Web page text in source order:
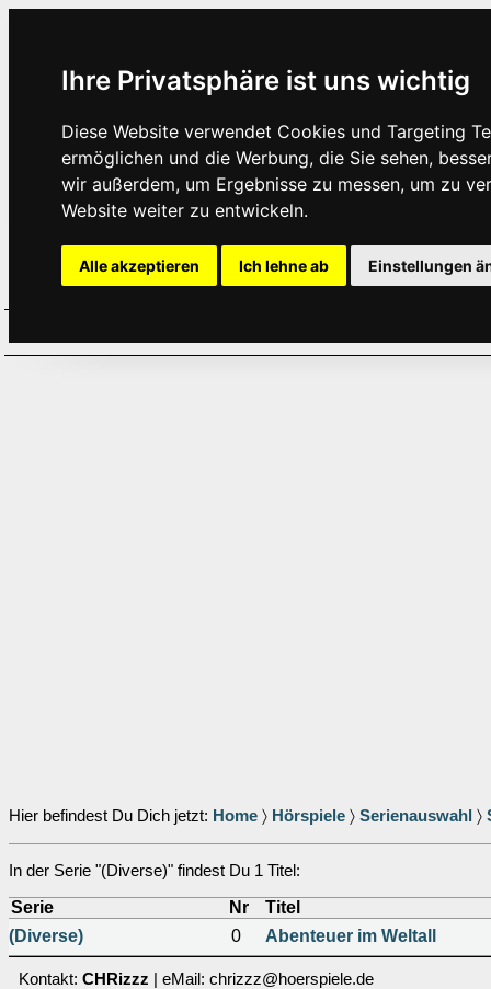
Ihre Privatsphäre ist uns wichtig
Diese Website verwendet Cookies und Targeting
ermöglichen und die Werbung, die Sie sehen,
wir außerdem, um Ergebnisse zu messen, um zu
Website weiter zu entwickeln.
Alle akzeptieren Ich lehne ab Einstellungen
Hier befindest Du Dich jetzt: Home 〉 Hörspiele 〉 Serienauswahl 〉
In der Serie "(Diverse)" findest Du 1 Titel:
Serie Nr
Titel
(Diverse)
0 Abenteuer im Weltall
Kontakt: CHRizzz | eMail: chrizzz@hoerspiele.de